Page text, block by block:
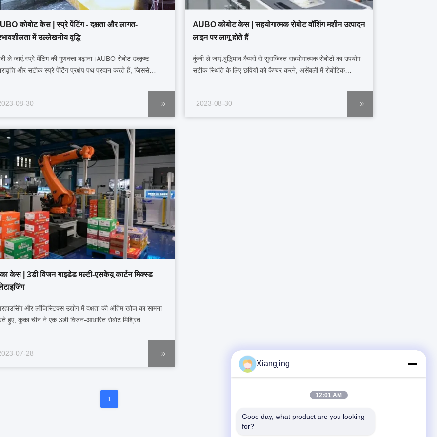
कोबोट केस | स्प्रे पेंटिंग - दक्षता और लागत-
में उल्लेखनीय वृद्धि
ले जाएं:स्प्रे पेंटिंग की गुणवत्ता बढ़ाना।AUBO रोबोट उत्कृष्ट
और सटीक स्प्रे पेंटिंग प्रक्षेप पथ प्रदान करते हैं, जिससे
सकते हैं। ईओएटी रोबोट के ...
08-30
AUBO कोबोट केस | सहयोगात्मक रोबोट वॉशिंग मशीन उत्पादन
लाइन पर लागू होते हैं
कुंजी ले जाएं:बुद्धिमान कैमरों से सुसज्जित सहयोगात्मक रोबोटों का उपयोग
सटीक स्थिति के लिए छवियों को कैप्चर करने, असेंबली में रोबोटिक
AUBO सहयोगी रोबोटों को एक दृश्य न...
2023-08-30
केस | 3डी विजन गाइडेड मल्टी-एसकेयू कार्टन मिक्स्ड
और लॉजिस्टिक्स उद्योग में दक्षता की अंतिम खोज का सामना
हुए, कूका चीन ने एक 3डी विजन-आधारित रोबोट मिश्रित
हर लिंक अधिक गंभीर चुनौतियों का सामना ...
07-28
1
Xiangjing
12:01 AM
Good day, what product are you looking
for?